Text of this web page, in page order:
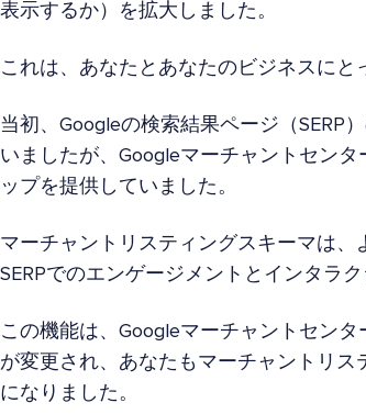
表示するか）を拡大しました。
これは、あなたとあなたのビジネスにと
当初、Googleの検索結果ページ（SERP
いましたが、Googleマーチャントセン
ップを提供していました。
マーチャントリスティングスキーマは、
SERPでのエンゲージメントとインタラ
この機能は、Googleマーチャントセン
が変更され、あなたもマーチャントリ
になりました。